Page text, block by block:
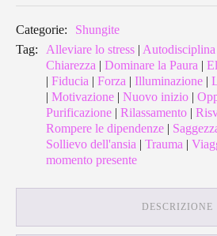
Categorie:
Shungite
Tag:
Alleviare lo stress | Autodisciplina
Chiarezza | Dominare la Paura |
| Fiducia | Forza | Illuminazione |
| Motivazione | Nuovo inizio |
Purificazione | Rilassamento |
Rompere le dipendenze |
Sollievo dell'ansia | Trauma |
momento presente
DESCRIZIONE